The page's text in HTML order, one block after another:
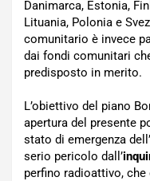
Danimarca, Estonia,
Lituania, Polonia e
comunitario è invece
dai fondi comunitari
predisposto in merito.
L’obiettivo del piano
apertura del presente
stato di emergenza dell’
serio pericolo dall’
perfino radioattivo,